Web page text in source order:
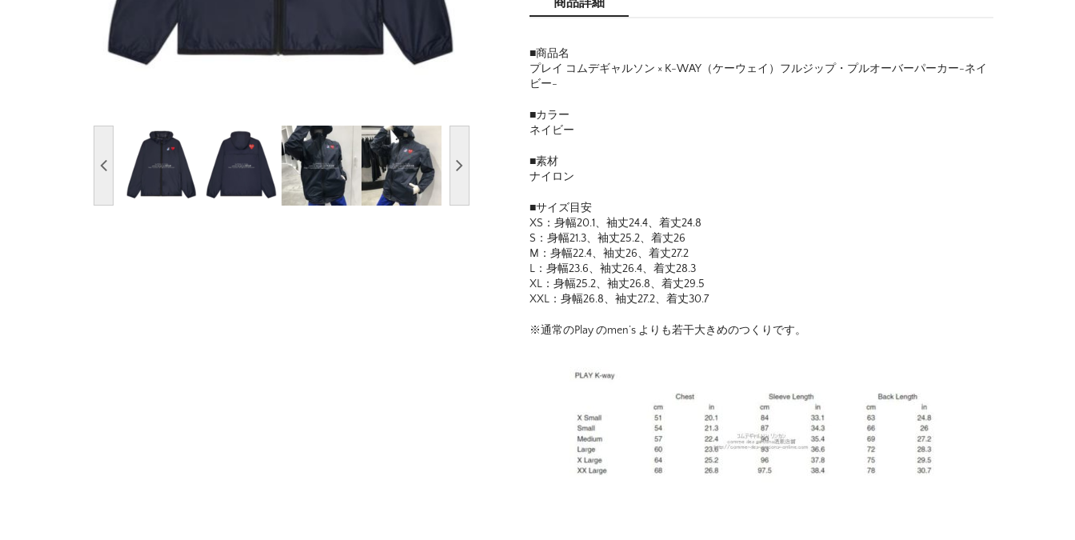
■商品名
プレイ コムデギャルソン × K-WAY（ケーウェイ）フルジップ・プルオーバーパーカー-ネイ
ビー-
■カラー
ネイビー
■素材
ナイロン
■サイズ目安
XS：身幅20.1、袖丈24.4、着丈24.8
S：身幅21.3、袖丈25.2、着丈26
M：身幅22.4、袖丈26、着丈27.2
L：身幅23.6、袖丈26.4、着丈28.3
XL：身幅25.2、袖丈26.8、着丈29.5
XXL：身幅26.8、袖丈27.2、着丈30.7
※通常のPlay のmen’s よりも若干大きめのつくりです。